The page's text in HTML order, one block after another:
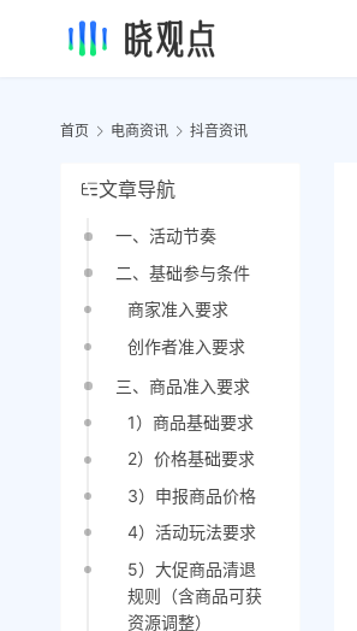
首页 电商资讯 抖音资讯
文章导航
一、活动节奏
二、基础参与条件
商家准入要求
创作者准入要求
三、商品准入要求
1）商品基础要求
2）价格基础要求
3）申报商品价格
4）活动玩法要求
5）大促商品清退
规则（含商品可获
资源调整）